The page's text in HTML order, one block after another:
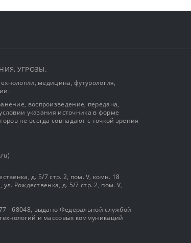
УГРОЗЫ.
медицина, футурология,
воспроизведение, передача,
указания источника в форме
не всегда совпадают с точкой зрения
д. 5/7 стр. 2, пом. V, комн. 18
Рождественка, д. 5/7 стр. 2, пом. V,
- 68048, выдано Федеральной службой
и массовых коммуникаций